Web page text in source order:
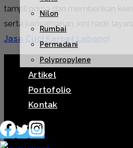
Nilon
Rumbai
Permadani
Polypropylene
Artikel
Portofolio
Kontak
tampil prima dan memberikan
serta kenyamanan, kini hadir
Jasa Cuci Karpet Labang!